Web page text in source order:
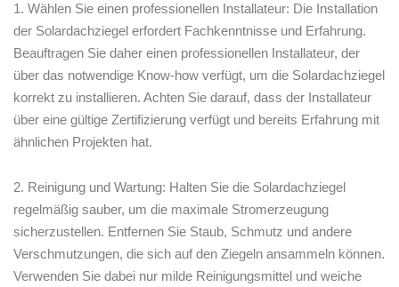
1. ​Wählen Sie einen professionellen Installateur: Die Installation
der Solardachziegel erfordert Fachkenntnisse und‌ Erfahrung.
Beauftragen Sie daher einen professionellen Installateur, der
über das notwendige Know-how verfügt, um die ⁣Solardachziegel
korrekt zu installieren. Achten Sie darauf, dass der Installateur
‍über eine gültige‍ Zertifizierung verfügt und bereits Erfahrung mit
ähnlichen Projekten hat.
2. Reinigung und Wartung: Halten Sie die Solardachziegel⁣
regelmäßig sauber, um die maximale Stromerzeugung‍
sicherzustellen. Entfernen Sie Staub, Schmutz und andere
Verschmutzungen, die sich auf den Ziegeln‌ ansammeln können.
Verwenden‌ Sie dabei nur milde Reinigungsmittel und weiche